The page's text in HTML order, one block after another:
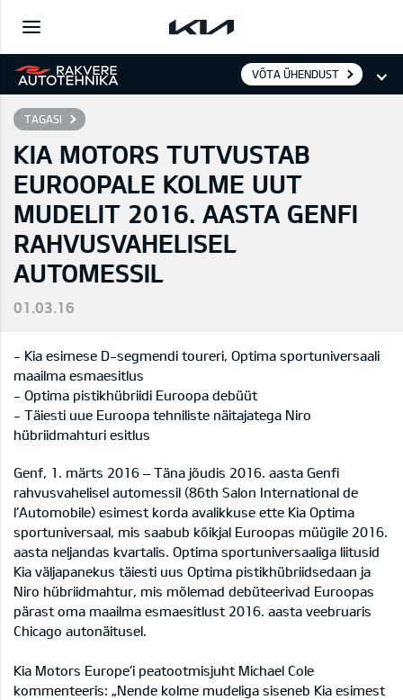
VÕTA ÜHENDUST
TAGASI
KIA MOTORS TUTVUSTAB
EUROOPALE KOLME UUT
MUDELIT 2016. AASTA GENFI
RAHVUSVAHELISEL
AUTOMESSIL
01.03.16
- Kia esimese D-segmendi toureri, Optima sportuniversaali
maailma esmaesitlus
- Optima pistikhübriidi Euroopa debüüt
- Täiesti uue Euroopa tehniliste näitajatega Niro
hübriidmahturi esitlus
Genf, 1. märts 2016 – Täna jõudis 2016. aasta Genfi
rahvusvahelisel automessil (86th Salon International de
l’Automobile) esimest korda avalikkuse ette Kia Optima
sportuniversaal, mis saabub kõikjal Euroopas müügile 2016.
aasta neljandas kvartalis. Optima sportuniversaaliga liitusid
Kia väljapanekus täiesti uus Optima pistikhübriidsedaan ja
Niro hübriidmahtur, mis mõlemad debüteerivad Euroopas
pärast oma maailma esmaesitlust 2016. aasta veebruaris
Chicago autonäitusel.
Kia Motors Europe’i peatootmisjuht Michael Cole
kommenteeris: „Nende kolme mudeliga siseneb Kia esimest